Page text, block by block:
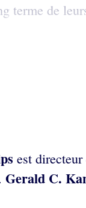
terme de
est
Gerald C.